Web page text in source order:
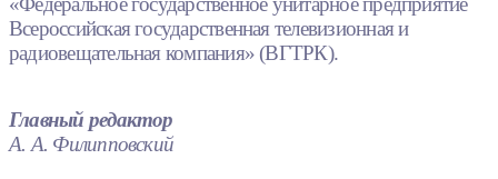
Всероссийская государственная телевизионная и
радиовещательная компания» (ВГТРК).
Главный редактор
А. А. Филипповский